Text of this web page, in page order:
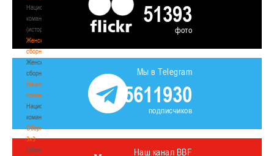
Национальная
команда
(история)
Женские
сборные
Женские
сборные
Национальная
команда
Национальная
команда
Сборные
3х3
Сборные
51393
фото
Мы в Telegram
5611930
подписчиков
Наш канал BBF